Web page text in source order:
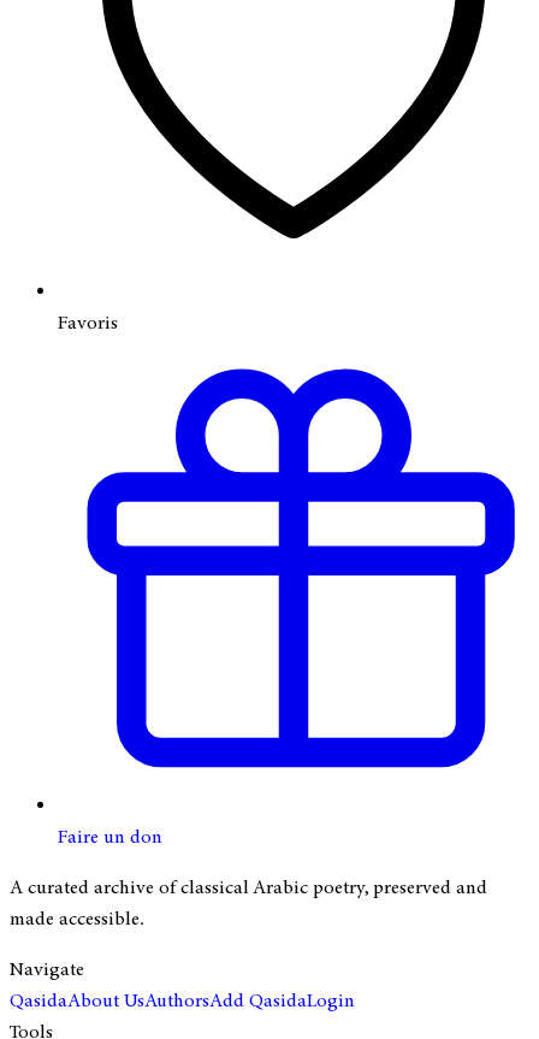
Favoris
Faire un don
A curated archive of classical Arabic poetry, preserved and
made accessible.
Navigate
QasidaAbout UsAuthorsAdd QasidaLogin
Tools